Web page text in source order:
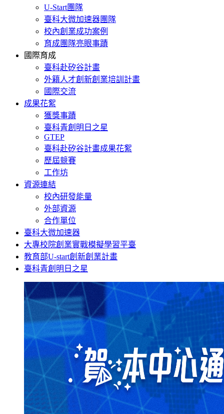
U-Start團隊
臺科大微加速器團隊
校內創業成功案例
育成團隊亮眼事蹟
國際育成
臺科赴矽谷計畫
外籍人才創新創業培訓計畫
國際交流
成果花絮
獲獎事蹟
臺科青創明日之星
GTEP
臺科赴矽谷計畫成果花絮
歷屆競賽
工作坊
資源連結
校內研發能量
外部資源
合作單位
臺科大微加速器
大專校院創業實戰模擬學習平臺
教育部U-start創新創業計畫
臺科青創明日之星